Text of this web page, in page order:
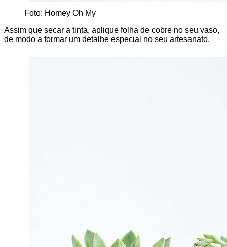
Foto: Homey Oh My
Assim que secar a tinta, aplique folha de cobre no seu vaso,
de modo a formar um detalhe especial no seu artesanato.